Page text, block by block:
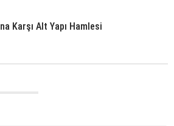
Karşı Alt Yapı Hamlesi